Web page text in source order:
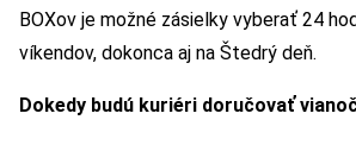
BOXov je možné zásielky vyberať 24
víkendov, dokonca aj na Štedrý deň.
Dokedy budú kuriéri doručovať